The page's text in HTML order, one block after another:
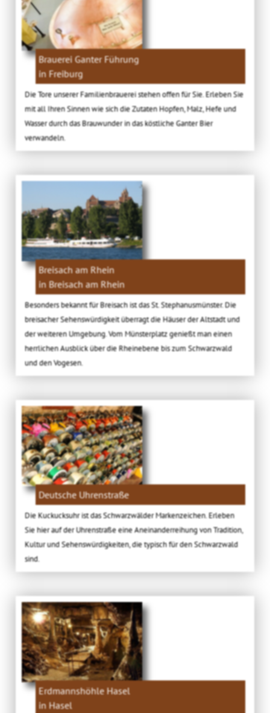
Brauerei Ganter Führung
in Freiburg
Die Tore unserer Familienbrauerei stehen offen für Sie. Erleben Sie
mit all Ihren Sinnen wie sich die Zutaten Hopfen, Malz, Hefe und
Wasser durch das Brauwunder in das köstliche Ganter Bier
verwandeln.
Breisach am Rhein
in Breisach am Rhein
Besonders bekannt für Breisach ist das St. Stephanusmünster. Die
breisacher Sehenswürdigkeit überragt die Häuser der Altstadt und
der weiteren Umgebung. Vom Münsterplatz genießt man einen
herrlichen Ausblick über die Rheinebene bis zum Schwarzwald
und den Vogesen.
Deutsche Uhrenstraße
Die Kuckucksuhr ist das Schwarzwälder Markenzeichen. Erleben
Sie hier auf der Uhrenstraße eine Aneinanderreihung von Tradition,
Kultur und Sehenswürdigkeiten, die typisch für den Schwarzwald
sind.
Erdmannshöhle Hasel
in Hasel